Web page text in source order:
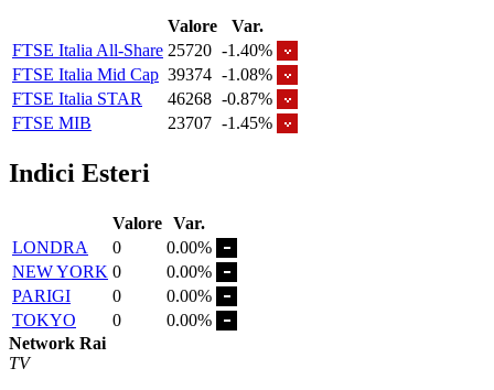
Valore
Var.
FTSE Italia All-Share 25720 -1.40%
FTSE Italia Mid Cap 39374 -1.08%
FTSE Italia STAR
46268 -0.87%
FTSE MIB
23707 -1.45%
Indici Esteri
Valore Var.
LONDRA
0
0.00%
NEW YORK 0
0.00%
PARIGI
0
0.00%
TOKYO
0
0.00%
Network Rai
TV